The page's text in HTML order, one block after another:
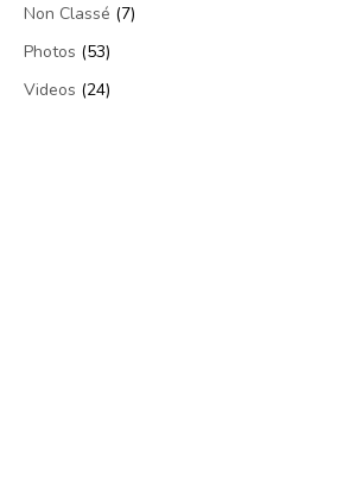
Non Classé (7)
Photos (53)
Videos (24)